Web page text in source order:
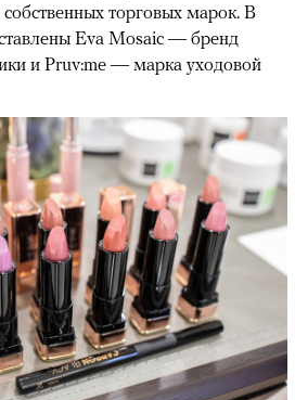
торговых марок. В
Eva Mosaic — бренд
и Pruv:me — марка уходовой